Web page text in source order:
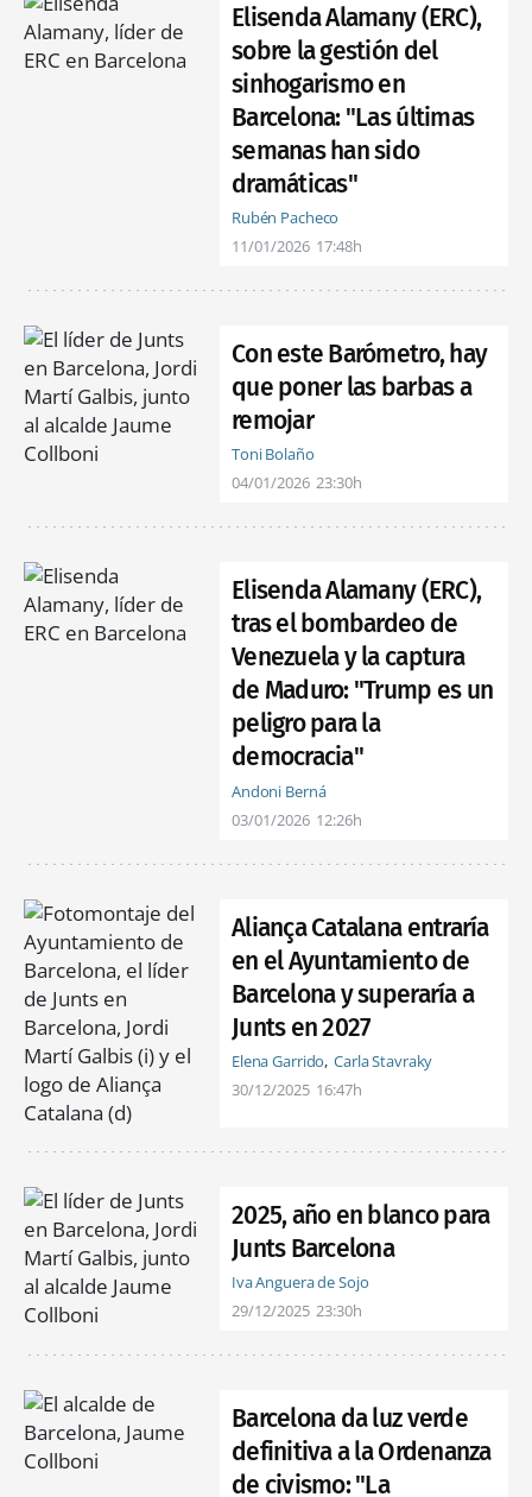
Elisenda Alamany (ERC),
sobre la gestión del
sinhogarismo en
Barcelona: "Las últimas
semanas han sido
dramáticas"
Rubén Pacheco
11/01/2026 17:48h
Con este Barómetro, hay
que poner las barbas a
remojar
Toni Bolaño
04/01/2026 23:30h
Elisenda Alamany (ERC),
tras el bombardeo de
Venezuela y la captura
de Maduro: "Trump es un
peligro para la
democracia"
Andoni Berná
03/01/2026 12:26h
Aliança Catalana entraría
en el Ayuntamiento de
Barcelona y superaría a
Junts en 2027
Elena Garrido Carla Stavraky
30/12/2025 16:47h
2025, año en blanco para
Junts Barcelona
Iva Anguera de Sojo
29/12/2025 23:30h
Barcelona da luz verde
definitiva a la Ordenanza
de civismo: "La